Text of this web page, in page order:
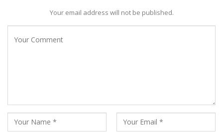
Your email address will not be published.